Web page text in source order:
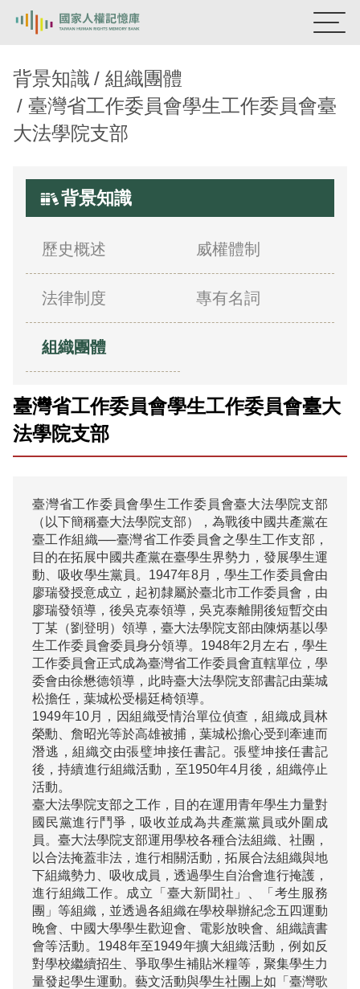
熱門關鍵字：陳孟和 李舜治 鹿窟事件
安康接待室
新生訓導處
蛋殼畫
背景知識
關於我們
意見信箱
背景知識
組織團體
臺灣省工作委員會學生工作委員會臺
大法學院支部
背景知識
歷史概述 威權體制
法律制度 專有名詞
組織團體
臺灣省工作委員會學生工作委員會臺大
法學院支部
臺灣省工作委員會學生工作委員會臺大法學院支部
（以下簡稱臺大法學院支部），為戰後中國共產黨在
臺工作組織──臺灣省工作委員會之學生工作支部，
目的在拓展中國共產黨在臺學生界勢力，發展學生運
動、吸收學生黨員。1947年8月，學生工作委員會由
廖瑞發授意成立，起初隸屬於臺北市工作委員會，由
廖瑞發領導，後吳克泰領導，吳克泰離開後短暫交由
丁某（劉登明）領導，臺大法學院支部由陳炳基以學
生工作委員會委員身分領導。1948年2月左右，學生
工作委員會正式成為臺灣省工作委員會直轄單位，學
委會由徐懋德領導，此時臺大法學院支部書記由葉城
松擔任，葉城松受楊廷椅領導。
1949年10月，因組織受情治單位偵查，組織成員林
榮勳、詹昭光等於高雄被捕，葉城松擔心受到牽連而
潛逃，組織交由張璧坤接任書記。張璧坤接任書記
後，持續進行組織活動，至1950年4月後，組織停止
活動。
臺大法學院支部之工作，目的在運用青年學生力量對
國民黨進行鬥爭，吸收並成為共產黨黨員或外圍成
員。臺大法學院支部運用學校各種合法組織、社團，
以合法掩蓋非法，進行相關活動，拓展合法組織與地
下組織勢力、吸收成員，透過學生自治會進行掩護，
進行組織工作。成立「臺大新聞社」、「考生服務
團」等組織，並透過各組織在學校舉辦紀念五四運動
晚會、中國大學學生歡迎會、電影放映會、組織讀書
會等活動。1948年至1949年擴大組織活動，例如反
對學校繼續招生、爭取學生補貼米糧等，聚集學生力
量發起學生運動。藝文活動與學生社團上如「臺灣歌